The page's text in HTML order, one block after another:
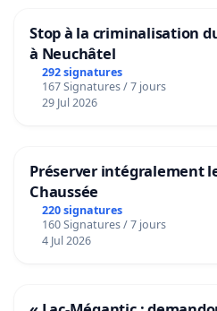
Stop à la criminalisation
à Neuchâtel
292 signatures
167 Signatures / 7 jours
29 Jul 2026
Préserver intégralement
Chaussée
220 signatures
160 Signatures / 7 jours
4 Jul 2026